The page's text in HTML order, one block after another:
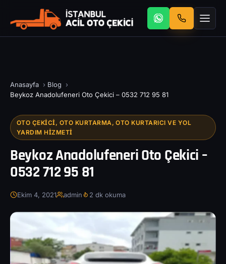
Anasayfa › Blog
›
Beykoz Anadolufeneri Oto Çekici – 0532 712 95 81
OTO ÇEKICI, OTO KURTARMA, OTO KURTARICI VE YOL
YARDIM HIZMETI
Beykoz Anadolufeneri Oto Çekici –
0532 712 95 81
Ekim 4, 2021 admin 2 dk okuma